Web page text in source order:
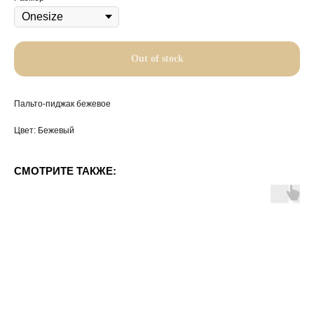
Out of stock
Пальто-пиджак бежевое
Цвет: Бежевый
СМОТРИТЕ ТАКЖЕ: